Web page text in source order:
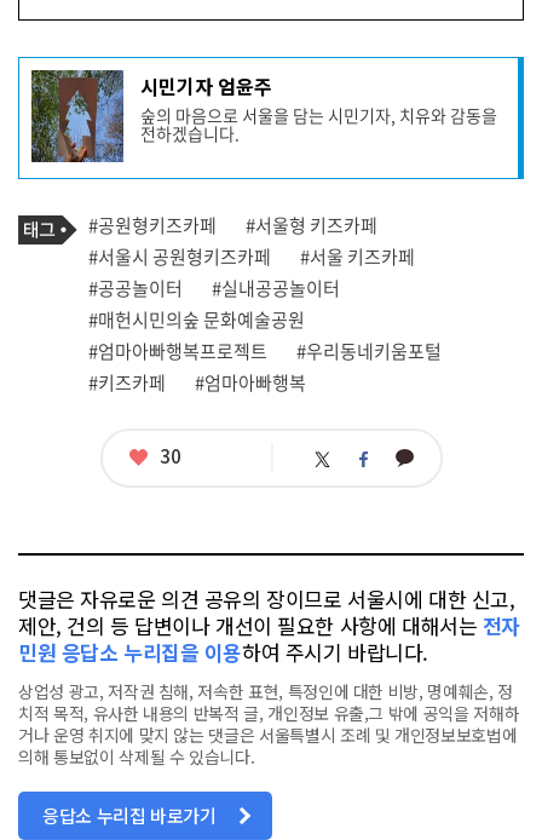
기
사
작
성
자
프
필
시민기자 엄윤주
숲의 마음으로 서울을 담는 시민기자, 치유와 감동을
전하겠습니다.
기
사
관
련
태
그
태
그
#공원형키즈카페
#서울형 키즈카페
#서울시 공원형키즈카페
#서울 키즈카페
#공공놀이터
#실내공공놀이터
#매헌시민의숲 문화예술공원
#엄마아빠행복프로젝트
#우리동네키움포털
#키즈카페
#엄마아빠행복
좋
30 트 페 카
댓글은 자유로운 의견 공유의 장이므로 서울시에 대한 신고,
제안, 건의 등 답변이나 개선이 필요한 사항에 대해서는 전자
민원 응답소 누리집을 이용하여 주시기 바랍니다.
상업성 광고, 저작권 침해, 저속한 표현, 특정인에 대한 비방, 명예훼손, 정
치적 목적, 유사한 내용의 반복적 글, 개인정보 유출,그 밖에 공익을 저해하
거나 운영 취지에 맞지 않는 댓글은 서울특별시 조례 및 개인정보보호법에
의해 통보없이 삭제될 수 있습니다.
응답소 누리집 바로가기